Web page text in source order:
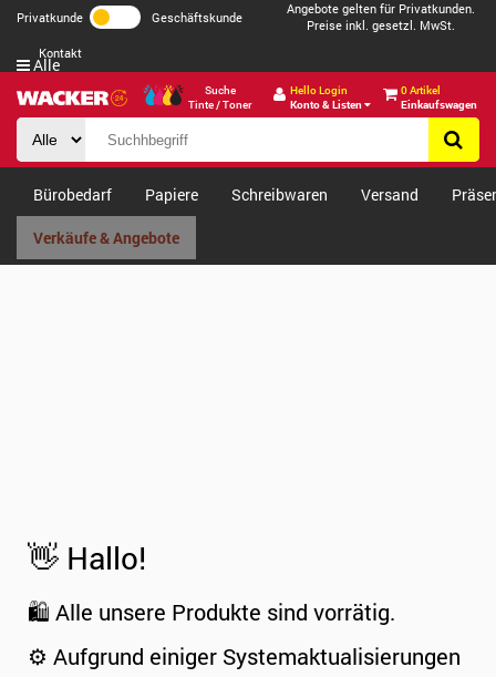
Privatkunde Geschäftskunde
Angebote gelten für Privatkunden.
Preise inkl. gesetzl. MwSt.
Kontakt
Suche
Tinte / Toner
Hello Login
Konto & Listen
0 Artikel
Einkaufswagen
Alle
Bürobedarf Papiere Schreibwaren Versand
Verkäufe & Angebote
👋 Hallo!
🛍️ Alle unsere Produkte sind vorrätig.
⚙️ Aufgrund einiger Systemaktualisierungen